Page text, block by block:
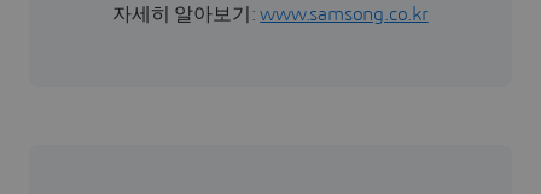
자세히 알아보기:www.samsong.co.kr